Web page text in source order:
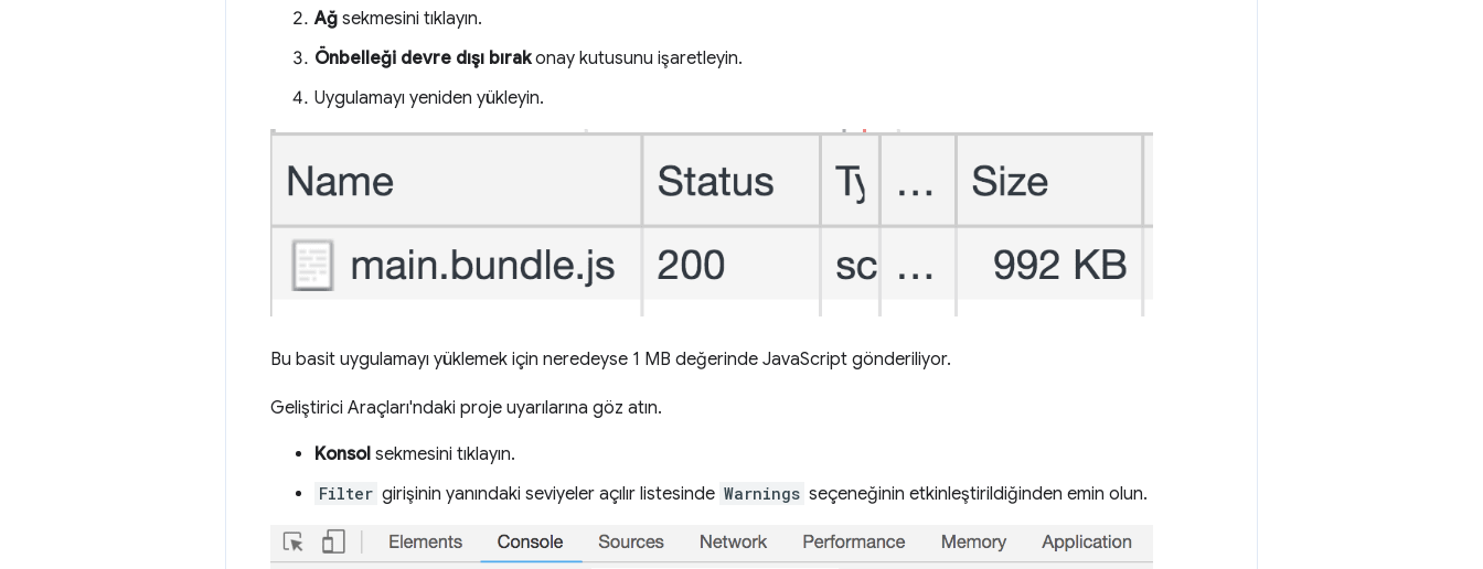
Ağ sekmesini tıklayın.
Önbelleği devre dışı bırakonay kutusunu işaretleyin.
Uygulamayı yeniden yükleyin.
Bu basit uygulamayı yüklemek için neredeyse 1 MB değerinde JavaScript gönderiliyor.
Geliştirici Araçları'ndaki proje uyarılarına göz atın.
Konsol sekmesini tıklayın.
Filter girişinin yanındaki seviyeler açılır listesinde Warnings seçeneğinin etkinleştirildiğinden emin olun.